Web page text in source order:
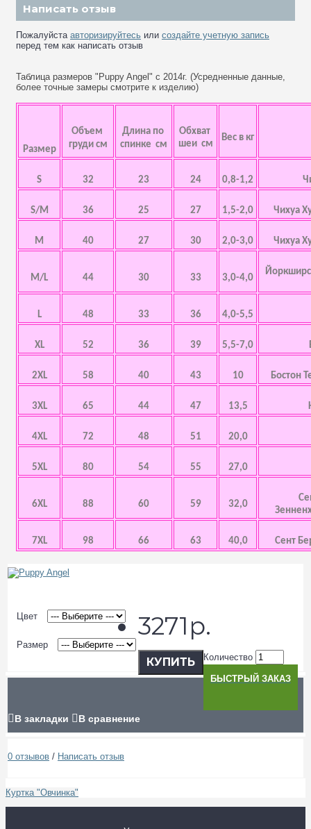
Написать отзыв
Пожалуйста авторизируйтесь или создайте учетную запись
перед тем как написать отзыв
Таблица размеров "Puppy Angel" с 2014г. (Усредненные данные,
более точные замеры смотрите к изделию)
Размер
Объем
груди см
Длина по
спинке см
Обхват
шеи см
Вес в кг
S 32 23 24 0,8-1,2
S/M 36 25 27 1,5-2,0 Чихуа
M 40 27 30 2,0-3,0 Чихуа
M/L 44 30 33 3,0-4,0
L 48 33 36 4,0-5,5
XL 52 36 39 5,5-7,0
2XL 58 40 43 10 Бостон
3XL 65 44 47 13,5
4XL 72 48 51 20,0
5XL 80 54 55 27,0
6XL 88 60 59 32,0
7XL 98 66 63 40,0 Сент
Цвет
Размер
3271р.
Количество
КУПИТЬ
БЫСТРЫЙ ЗАКАЗ
В закладки В сравнение
0 отзывов / Написать отзыв
Куртка "Овчинка"